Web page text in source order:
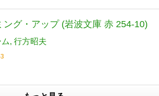
ング・アップ (岩波文庫 赤 254-10)
行方昭夫